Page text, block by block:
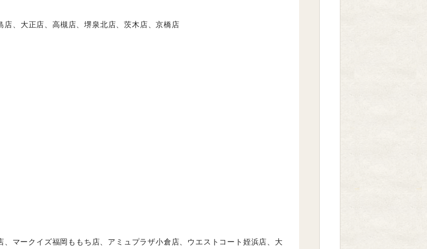
店、大正店、高槻店、堺泉北店、茨木店、京橋店
マークイズ福岡ももち店、アミュプラザ小倉店、ウエストコート姪浜店、大